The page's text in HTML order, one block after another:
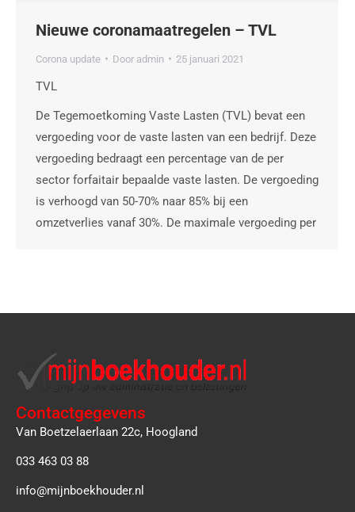
Nieuwe coronamaatregelen – TVL
Corona update Door admin 25 januari 2021
TVL
De Tegemoetkoming Vaste Lasten (TVL) bevat een
vergoeding voor de vaste lasten van een bedrijf. Deze
vergoeding bedraagt een percentage van de per
sector forfaitair bepaalde vaste lasten. De vergoeding
is verhoogd van 50-70% naar 85% bij een
omzetverlies vanaf 30%. De maximale vergoeding per
Contactgegevens
Van Boetzelaerlaan 22c, Hoogland
033 463 03 88
info@mijnboekhouder.nl